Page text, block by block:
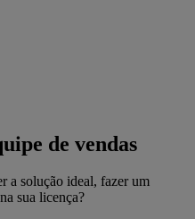
de vendas
a solução ideal, fazer um
sua licença?